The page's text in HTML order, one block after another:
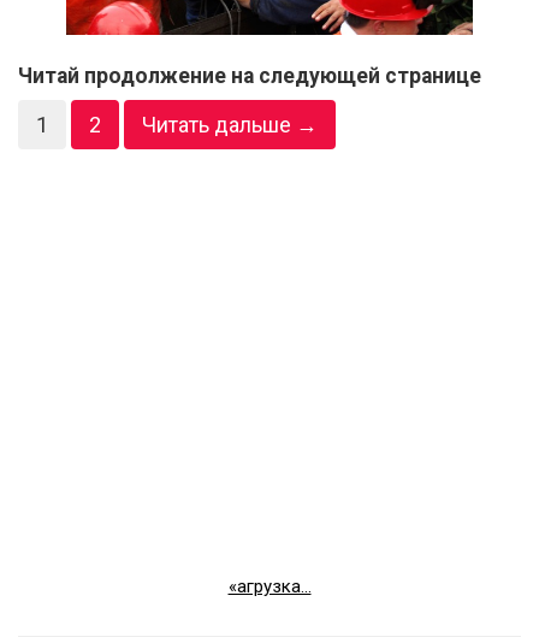
Читай продолжение на следующей странице
1 2 Читать дальше →
«агрузка...